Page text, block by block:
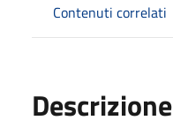
Contenuti correlati
Descrizione